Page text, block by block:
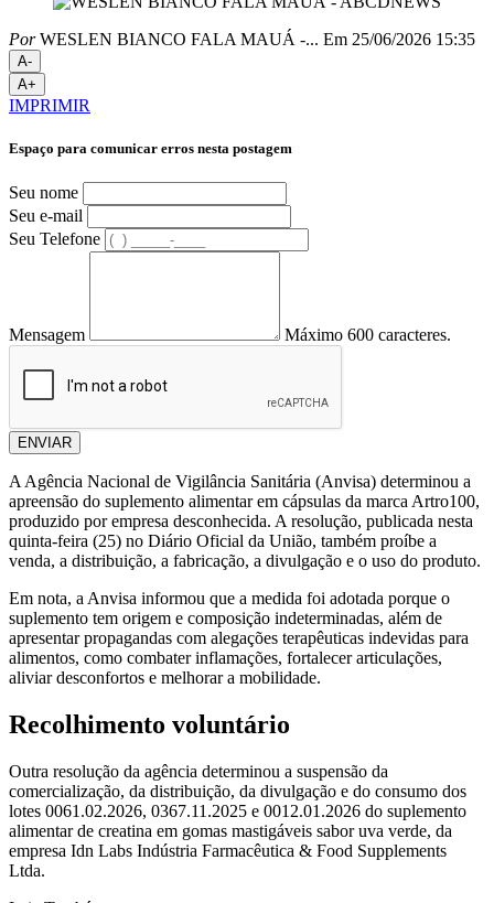
PorWESLEN BIANCO FALA MAUÁ -... Em 25/06/2026 15:35
A-
A+
IMPRIMIR
Espaço para comunicar erros nesta postagem
Seu nome
Seu e-mail
Seu Telefone
Mensagem Máximo 600 caracteres.
ENVIAR
A Agência Nacional de Vigilância Sanitária (Anvisa) determinou a
apreensão do suplemento alimentar em cápsulas da marca Artro100,
produzido por empresa desconhecida. A resolução, publicada nesta
quinta-feira (25) no Diário Oficial da União, também proíbe a
venda, a distribuição, a fabricação, a divulgação e o uso do produto.
Em nota, a Anvisa informou que a medida foi adotada porque o
suplemento tem origem e composição indeterminadas, além de
apresentar propagandas com alegações terapêuticas indevidas para
alimentos, como combater inflamações, fortalecer articulações,
aliviar desconfortos e melhorar a mobilidade.
Recolhimento voluntário
Outra resolução da agência determinou a suspensão da
comercialização, da distribuição, da divulgação e do consumo dos
lotes 0061.02.2026, 0367.11.2025 e 0012.01.2026 do suplemento
alimentar de creatina em gomas mastigáveis sabor uva verde, da
empresa Idn Labs Indústria Farmacêutica & Food Supplements
Ltda.